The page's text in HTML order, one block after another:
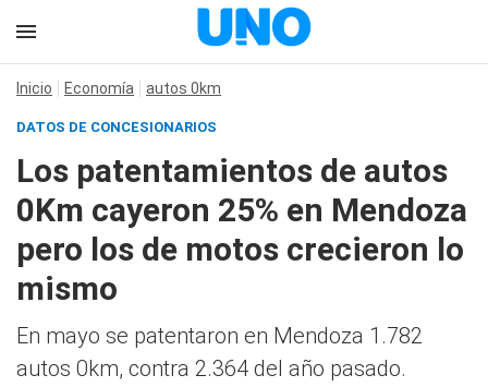
Inicio Economía autos 0km
DATOS DE CONCESIONARIOS
Los patentamientos de autos
0Km cayeron 25% en Mendoza
pero los de motos crecieron lo
mismo
En mayo se patentaron en Mendoza 1.782
autos 0km, contra 2.364 del año pasado.